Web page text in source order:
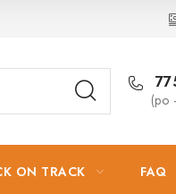
Podmínky ochrany
(po
ON TRACK FAQ